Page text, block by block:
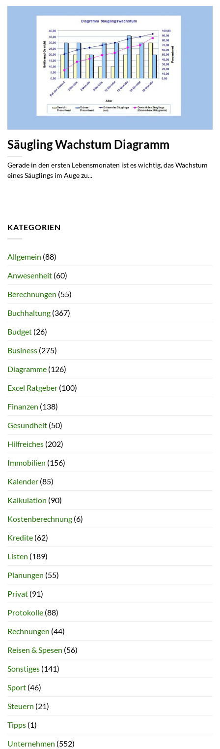
Säugling Wachstum Diagramm
Gerade in den ersten Lebensmonaten ist es wichtig, das Wachstum
eines Säuglings im Auge zu...
KATEGORIEN
Allgemein (88)
Anwesenheit (60)
Berechnungen (55)
Buchhaltung (367)
Budget (26)
Business (275)
Diagramme (126)
Excel Ratgeber (100)
Finanzen (138)
Gesundheit (50)
Hilfreiches (202)
Immobilien (156)
Kalender (85)
Kalkulation (90)
Kostenberechnung (6)
Kredite (62)
Listen (189)
Planungen (55)
Privat (91)
Protokolle (88)
Rechnungen (44)
Reisen & Spesen (56)
Sonstiges (141)
Sport (46)
Steuern (21)
Tipps (1)
Unternehmen (552)